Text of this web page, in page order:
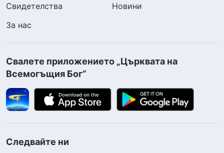
Свидетелства
Новини
За нас
Свалете приложението „Църквата на
Всемогъщия Бог“
Следвайте ни